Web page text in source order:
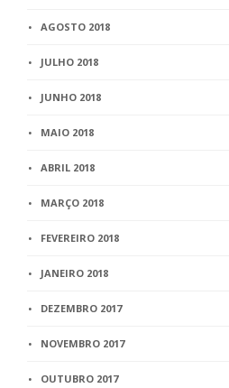
AGOSTO 2018
JULHO 2018
JUNHO 2018
MAIO 2018
ABRIL 2018
MARÇO 2018
FEVEREIRO 2018
JANEIRO 2018
DEZEMBRO 2017
NOVEMBRO 2017
OUTUBRO 2017